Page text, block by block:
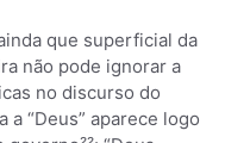
que superficial da
não pode ignorar a
no discurso do
“Deus” aparece logo